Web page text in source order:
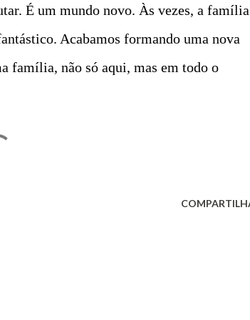
É um mundo novo. Às vezes, a família
Acabamos formando uma nova
não só aqui, mas em todo o